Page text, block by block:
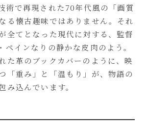
術で再現された70年代風の「画質
る懐古趣味ではありません。それ
全てとなった現代に対する、監督
ペインなりの静かな皮肉のよう。
た革のブックカバーのように、映
「重み」と「温もり」が、物語の
み込んでいます。